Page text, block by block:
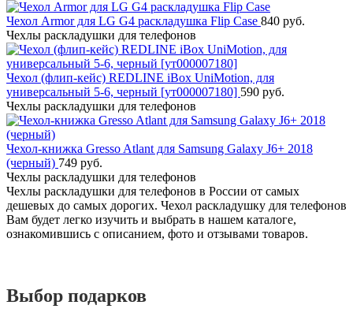
Чехол Armor для LG G4 раскладушка Flip Case 840 руб.
Чехлы раскладушки для телефонов
Чехол (флип-кейс) REDLINE iBox UniMotion, для
универсальный 5-6, черный [ут000007180] 590 руб.
Чехлы раскладушки для телефонов
Чехол-книжка Gresso Atlant для Samsung Galaxy J6+ 2018
(черный) 749 руб.
Чехлы раскладушки для телефонов
Чехлы раскладушки для телефонов в России от самых
дешевых до самых дорогих. Чехол раскладушку для телефонов
Вам будет легко изучить и выбрать в нашем каталоге,
ознакомившись с описанием, фото и отзывами товаров.
Выбор подарков